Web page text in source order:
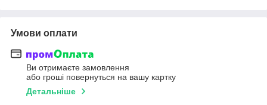
Умови оплати
Ви отримаєте замовлення
або гроші повернуться на вашу картку
Детальніше